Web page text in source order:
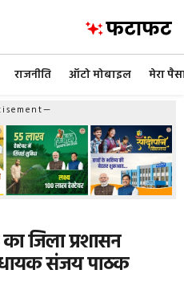
राजनीति ऑटो मोबाइल मेरा
जिला प्रशासन
संजय पाठक